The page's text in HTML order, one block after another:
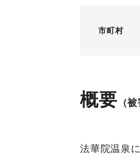
市町村
概要 （被
法華院温泉